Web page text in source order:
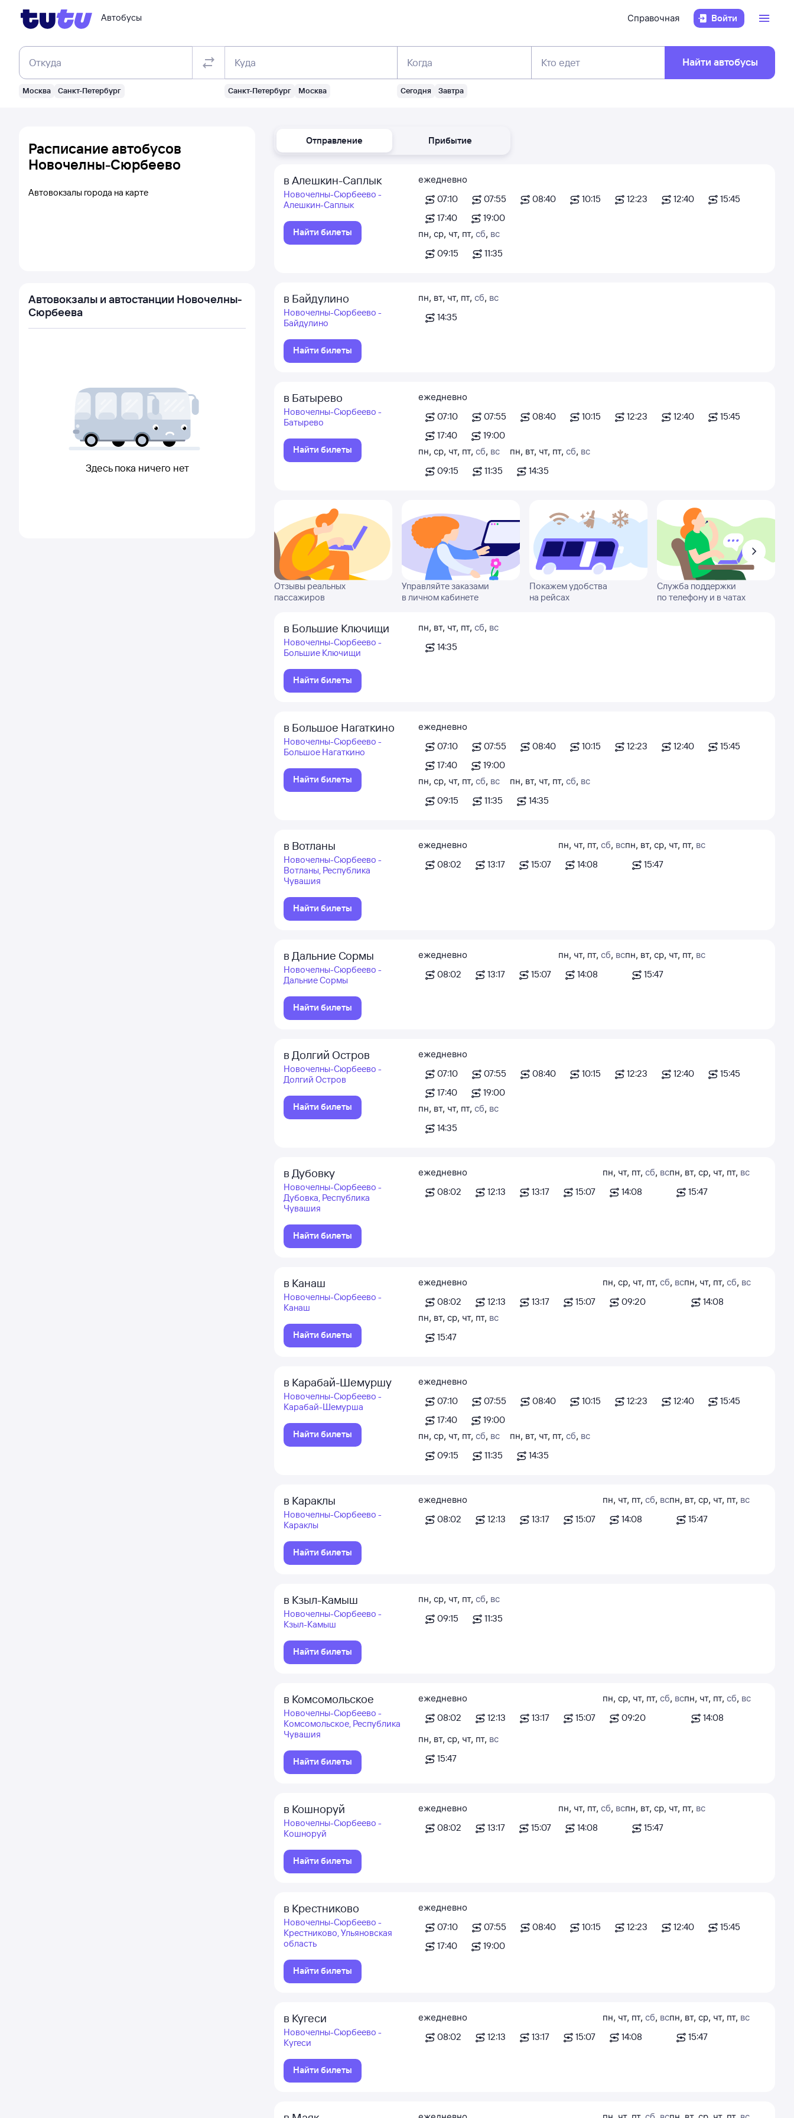
Автобусы Справочная Войти
Откуда
Москва Санкт-Петербург
Куда
Санкт-Петербург Москва
Когда
Сегодня Завтра
Кто едет Найти автобусы
Отправление Прибытие
в Алешкин-Саплык
Новочелны-Сюрбеево -
Алешкин-Саплык
Найти билеты
ежедневно
07:10
07:55 08:40 10:15 12:23 12:40
15:45
17:40
19:00
пн, ср, чт, пт, сб, вс
09:15
11:35
в Байдулино
Новочелны-Сюрбеево -
Байдулино
Найти билеты
пн, вт, чт, пт, сб, вс
14:35
в Батырево
Новочелны-Сюрбеево -
Батырево
Найти билеты
ежедневно
07:10
07:55 08:40 10:15 12:23 12:40
15:45
17:40
19:00
пн, ср, чт, пт, сб, вс
09:15
11:35
пн, вт, чт, пт, сб, вс
14:35
Отзывы реальных
пассажиров
Управляйте заказами
в личном кабинете
Покажем удобства
на рейсах
Служба поддержки
по телефону и в чатах
в Большие Ключищи
Новочелны-Сюрбеево -
Большие Ключищи
Найти билеты
пн, вт, чт, пт, сб, вс
14:35
в Большое Нагаткино
Новочелны-Сюрбеево -
Большое Нагаткино
Найти билеты
ежедневно
07:10
07:55 08:40 10:15 12:23 12:40
15:45
17:40
19:00
пн, ср, чт, пт, сб, вс
09:15
11:35
пн, вт, чт, пт, сб, вс
14:35
в Вотланы
Новочелны-Сюрбеево -
Вотланы, Республика
Чувашия
Найти билеты
ежедневно
08:02
13:17 15:07
пн, чт, пт, сб, вс
14:08
пн, вт, ср, чт, пт, вс
15:47
в Дальние Сормы
Новочелны-Сюрбеево -
Дальние Сормы
Найти билеты
ежедневно
08:02
13:17 15:07
пн, чт, пт, сб, вс
14:08
пн, вт, ср, чт, пт, вс
15:47
в Долгий Остров
Новочелны-Сюрбеево -
Долгий Остров
Найти билеты
ежедневно
07:10
07:55 08:40 10:15 12:23 12:40
15:45
17:40
19:00
пн, вт, чт, пт, сб, вс
14:35
в Дубовку
Новочелны-Сюрбеево -
Дубовка, Республика
Чувашия
Найти билеты
ежедневно
08:02
12:13 13:17 15:07
пн, чт, пт, сб, вс
14:08
пн, вт, ср, чт, пт, вс
15:47
в Канаш
Новочелны-Сюрбеево -
Канаш
Найти билеты
ежедневно
08:02
12:13 13:17 15:07
пн, ср, чт, пт, сб, вс
09:20
пн, чт, пт, сб, вс
14:08
пн, вт, ср, чт, пт, вс
15:47
в Карабай-Шемуршу
Новочелны-Сюрбеево -
Карабай-Шемурша
Найти билеты
ежедневно
07:10
07:55 08:40 10:15 12:23 12:40
15:45
17:40
19:00
пн, ср, чт, пт, сб, вс
09:15
11:35
пн, вт, чт, пт, сб, вс
14:35
в Караклы
Новочелны-Сюрбеево -
Караклы
Найти билеты
ежедневно
08:02
12:13 13:17 15:07
пн, чт, пт, сб, вс
14:08
пн, вт, ср, чт, пт, вс
15:47
в Кзыл-Камыш
Новочелны-Сюрбеево -
Кзыл-Камыш
Найти билеты
пн, ср, чт, пт, сб, вс
09:15
11:35
в Комсомольское
Новочелны-Сюрбеево -
Комсомольское, Республика
Чувашия
Найти билеты
ежедневно
08:02
12:13 13:17 15:07
пн, ср, чт, пт, сб, вс
09:20
пн, чт, пт, сб, вс
14:08
пн, вт, ср, чт, пт, вс
15:47
в Кошноруй
Новочелны-Сюрбеево -
Кошноруй
Найти билеты
ежедневно
08:02
13:17 15:07
пн, чт, пт, сб, вс
14:08
пн, вт, ср, чт, пт, вс
15:47
в Крестниково
Новочелны-Сюрбеево -
Крестниково, Ульяновская
область
Найти билеты
ежедневно
07:10
07:55 08:40 10:15 12:23 12:40
15:45
17:40
19:00
в Кугеси
Новочелны-Сюрбеево -
Кугеси
Найти билеты
ежедневно
08:02
12:13 13:17 15:07
пн, чт, пт, сб, вс
14:08
пн, вт, ср, чт, пт, вс
15:47
Расписание автобусов
Новочелны-Сюрбеево
Автовокзалы города на карте
Автовокзалы и автостанции Новочелны-
Сюрбеева
Здесь пока ничего нет